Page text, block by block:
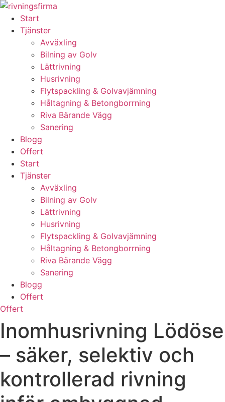
Skip
content
Start
Tjänster
Avväxling
Bilning av Golv
Lättrivning
Husrivning
Flytspackling & Golvavjämning
Håltagning & Betongborrning
Riva Bärande Vägg
Sanering
Blogg
Offert
Start
Tjänster
Avväxling
Bilning av Golv
Lättrivning
Husrivning
Flytspackling & Golvavjämning
Håltagning & Betongborrning
Riva Bärande Vägg
Sanering
Blogg
Offert
Offert
Inomhusrivning Lödöse
– säker, selektiv och
kontrollerad rivning